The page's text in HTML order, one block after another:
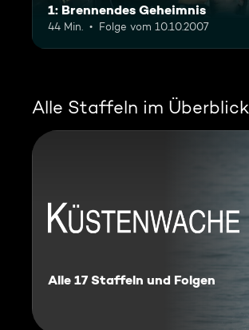
1: Brennendes Geheimnis
44 Min. Folge vom 10.10.2007
Alle Staffeln im Überblick
Alle 17 Staffeln und Folgen